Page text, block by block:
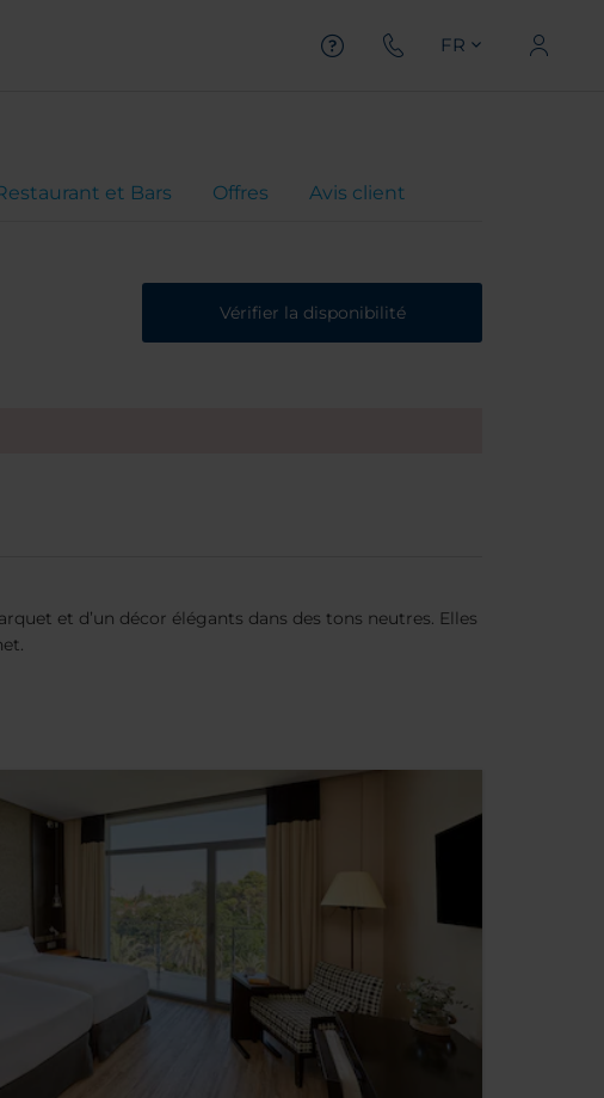
FR
et Bars Offres Avis client
Vérifier la disponibilité
et d’un décor élégants dans des tons neutres. Elles